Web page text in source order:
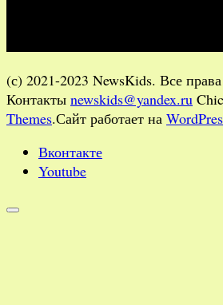
(с) 2021-2023 NewsKids. Все
Контакты newskids@yandex.ru
Themes.Сайт работает на
Вконтакте
Youtube